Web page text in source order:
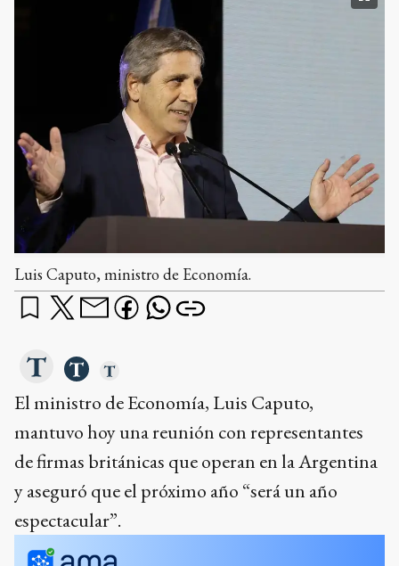
Luis Caputo, ministro de Economía.
El ministro de Economía, Luis Caputo,
mantuvo hoy una reunión con representantes
de firmas británicas que operan en la Argentina
y aseguró que el próximo año “será un año
espectacular”.